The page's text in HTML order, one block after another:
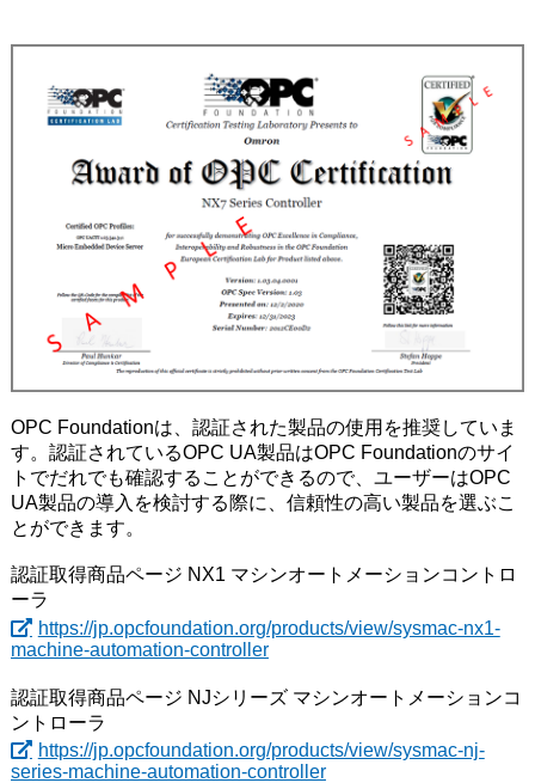
OPC Foundationは、認証された製品の使用を推奨していま
す。認証されているOPC UA製品はOPC Foundationのサイ
トでだれでも確認することができるので、ユーザーはOPC
UA製品の導入を検討する際に、信頼性の高い製品を選ぶこ
とができます。
認証取得商品ページ NX1 マシンオートメーションコントロ
ーラ
https://jp.opcfoundation.org/products/view/sysmac-nx1-
machine-automation-controller
認証取得商品ページ NJシリーズ マシンオートメーションコ
ントローラ
https://jp.opcfoundation.org/products/view/sysmac-nj-
series-machine-automation-controller